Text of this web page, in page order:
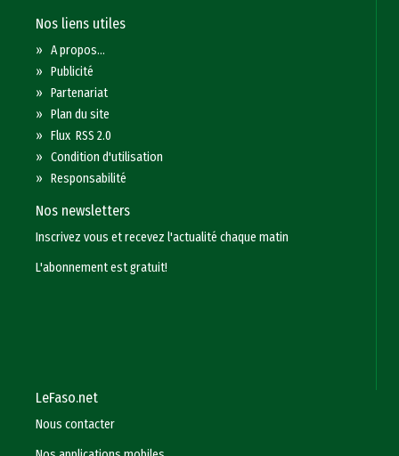
Nos liens utiles
»A propos...
»Publicité
»Partenariat
»Plan du site
»Flux RSS 2.0
»Condition d'utilisation
»Responsabilité
Nos newsletters
Inscrivez vous et recevez l'actualité chaque matin
L'abonnement est gratuit!
LeFaso.net
Nous contacter